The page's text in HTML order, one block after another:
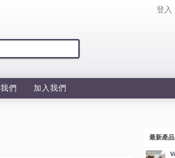
登入
們 加入我們
最新產品